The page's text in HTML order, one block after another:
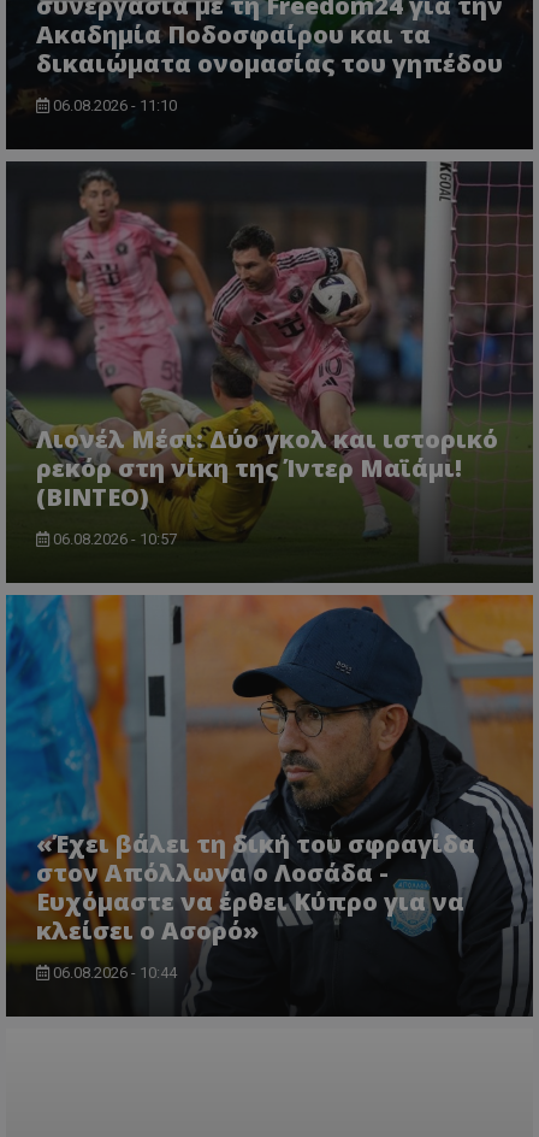
Ακαδημία Ποδοσφαίρου και τα
δικαιώματα ονομασίας του γηπέδου
06.08.2026 - 11:10
Λιονέλ Μέσι: Δύο γκολ και ιστορικό
ρεκόρ στη νίκη της Ίντερ Μαϊάμι!
(ΒΙΝΤΕΟ)
06.08.2026 - 10:57
«Έχει βάλει τη δική του σφραγίδα
στον Απόλλωνα ο Λοσάδα -
Ευχόμαστε να έρθει Κύπρο για να
κλείσει ο Ασορό»
06.08.2026 - 10:44